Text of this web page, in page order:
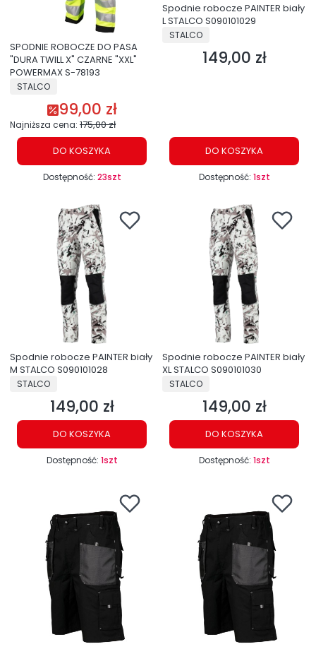
SPODNIE ROBOCZE DO PASA
"DURA TWILL X" CZARNE "XXL"
POWERMAX S-78193
PRODUCENT
STALCO
Cena promocyjna
99,00 zł
Najniższa cena: 175,00 zł
DO KOSZYKA
Dostępność: 23szt
Spodnie robocze PAINTER biały
L STALCO S090101029
PRODUCENT
STALCO
Cena
149,00 zł
DO KOSZYKA
Dostępność: 1szt
Spodnie robocze PAINTER biały
M STALCO S090101028
PRODUCENT
STALCO
Cena
149,00 zł
DO KOSZYKA
Dostępność: 1szt
Spodnie robocze PAINTER biały
XL STALCO S090101030
PRODUCENT
STALCO
Cena
149,00 zł
DO KOSZYKA
Dostępność: 1szt